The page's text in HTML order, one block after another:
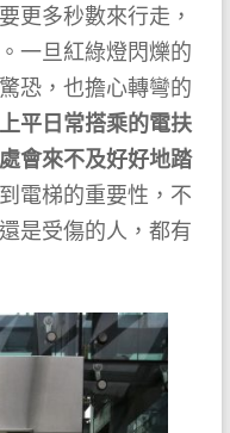
更多秒數來行走，
一旦紅綠燈閃爍的
恐，也擔心轉彎的
平日常搭乘的電扶
會來不及好好地踏
電梯的重要性，不
是受傷的人，都有